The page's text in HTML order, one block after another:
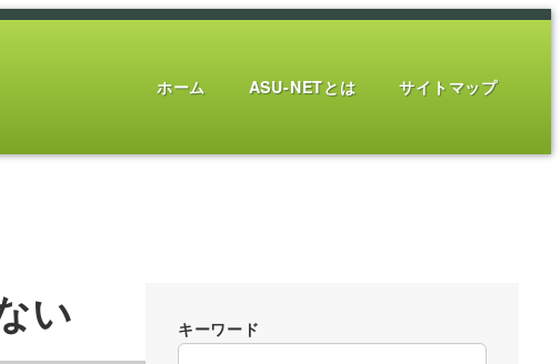
ホーム ASU-NETとは サイトマップ
い キーワード